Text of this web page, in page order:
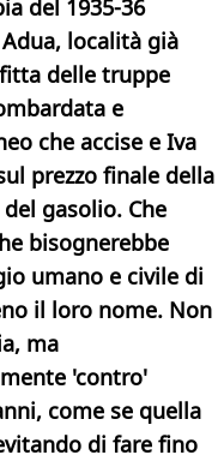
del 1935-36
località già
delle truppe
e
che accise e Iva
prezzo finale della
gasolio. Che
bisognerebbe
umano e civile di
il loro nome. Non
ma
'contro'
come se quella
di fare fino